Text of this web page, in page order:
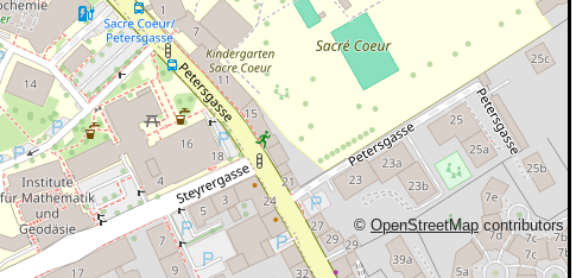
© OpenStreetMapcontributors